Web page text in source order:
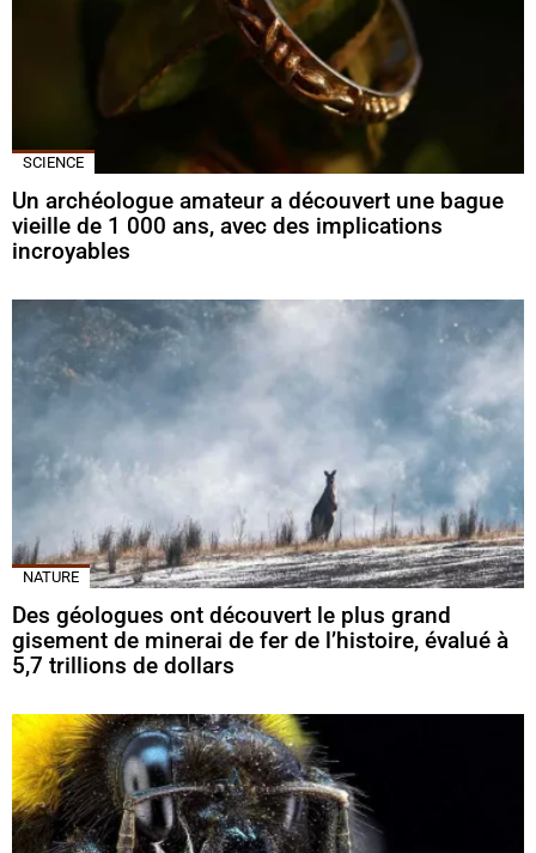
SCIENCE
Un archéologue amateur a découvert une bague
vieille de 1 000 ans, avec des implications
incroyables
NATURE
Des géologues ont découvert le plus grand
gisement de minerai de fer de l’histoire, évalué à
5,7 trillions de dollars